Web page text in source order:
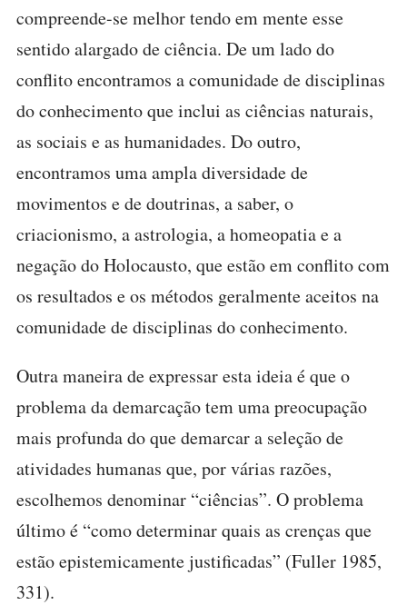
compreende-se melhor tendo em mente esse
sentido alargado de ciência. De um lado do
conflito encontramos a comunidade de disciplinas
do conhecimento que inclui as ciências naturais,
as sociais e as humanidades. Do outro,
encontramos uma ampla diversidade de
movimentos e de doutrinas, a saber, o
criacionismo, a astrologia, a homeopatia e a
negação do Holocausto, que estão em conflito com
os resultados e os métodos geralmente aceitos na
comunidade de disciplinas do conhecimento.
Outra maneira de expressar esta ideia é que o
problema da demarcação tem uma preocupação
mais profunda do que demarcar a seleção de
atividades humanas que, por várias razões,
escolhemos denominar “ciências”. O problema
último é “como determinar quais as crenças que
estão epistemicamente justificadas” (Fuller 1985,
331).